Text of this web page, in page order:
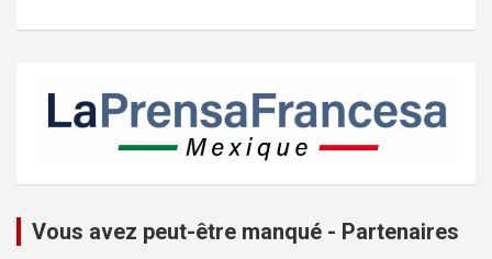
Vous avez peut-être manqué - Partenaires